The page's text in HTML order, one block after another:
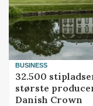
BUSINESS
32.500
største
Danish Crown